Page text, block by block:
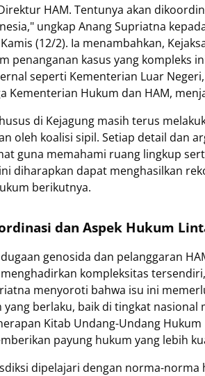
HAM. Tentunya akan
ungkap Anang Supriatna
(12/2). Ia menambahkan,
penanganan kasus yang kompleks
seperti Kementerian Luar
Kementerian Hukum dan HAM,
di Kejagung masih terus
oleh koalisi sipil. Setiap detail dan
guna memahami ruang lingkup
diharapkan dapat menghasilkan
berikutnya.
dan Aspek Hukum
genosida dan pelanggaran
kompleksitas
menyoroti bahwa isu ini
berlaku, baik di tingkat nasional
Kitab Undang-Undang Hukum
payung hukum yang lebih
dipelajari dengan norma-norma